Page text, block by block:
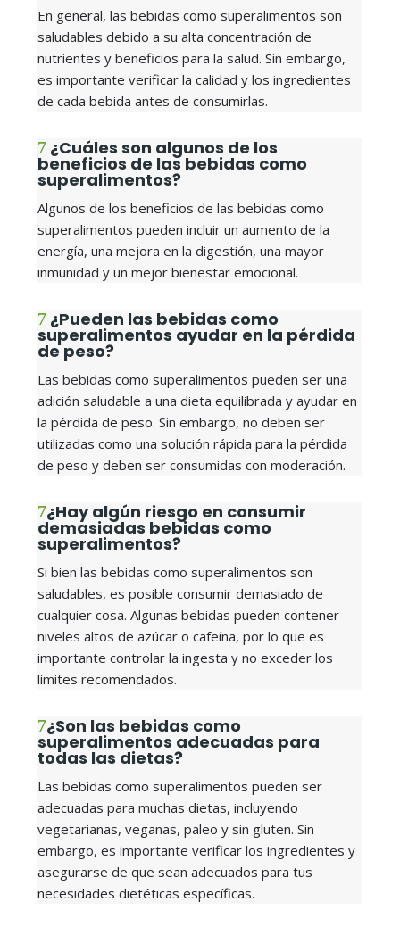
En general, las bebidas como superalimentos son
saludables debido a su alta concentración de
nutrientes y beneficios para la salud. Sin embargo,
es importante verificar la calidad y los ingredientes
de cada bebida antes de consumirlas.
¿Cuáles son algunos de los
beneficios de las bebidas como
superalimentos?
Algunos de los beneficios de las bebidas como
superalimentos pueden incluir un aumento de la
energía, una mejora en la digestión, una mayor
inmunidad y un mejor bienestar emocional.
¿Pueden las bebidas como
superalimentos ayudar en la pérdida
de peso?
Las bebidas como superalimentos pueden ser una
adición saludable a una dieta equilibrada y ayudar en
la pérdida de peso. Sin embargo, no deben ser
utilizadas como una solución rápida para la pérdida
de peso y deben ser consumidas con moderación.
¿Hay algún riesgo en consumir
demasiadas bebidas como
superalimentos?
Si bien las bebidas como superalimentos son
saludables, es posible consumir demasiado de
cualquier cosa. Algunas bebidas pueden contener
niveles altos de azúcar o cafeína, por lo que es
importante controlar la ingesta y no exceder los
límites recomendados.
¿Son las bebidas como
superalimentos adecuadas para
todas las dietas?
Las bebidas como superalimentos pueden ser
adecuadas para muchas dietas, incluyendo
vegetarianas, veganas, paleo y sin gluten. Sin
embargo, es importante verificar los ingredientes y
asegurarse de que sean adecuados para tus
necesidades dietéticas específicas.